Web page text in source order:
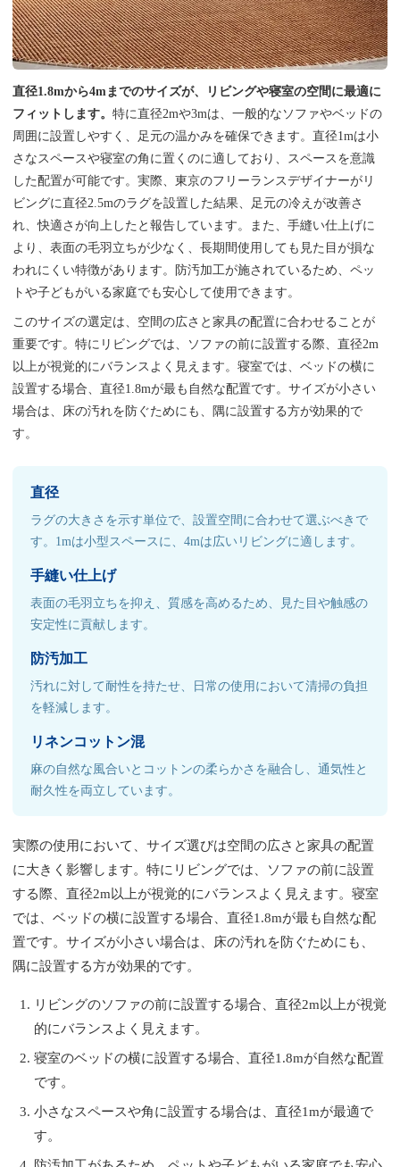
直径1.8mから4mまでのサイズが、リビングや寝室の空間に最適に
フィットします。特に直径2mや3mは、一般的なソファやベッドの
周囲に設置しやすく、足元の温かみを確保できます。直径1mは小
さなスペースや寝室の角に置くのに適しており、スペースを意識
した配置が可能です。実際、東京のフリーランスデザイナーがリ
ビングに直径2.5mのラグを設置した結果、足元の冷えが改善さ
れ、快適さが向上したと報告しています。また、手縫い仕上げに
より、表面の毛羽立ちが少なく、長期間使用しても見た目が損な
われにくい特徴があります。防汚加工が施されているため、ペッ
トや子どもがいる家庭でも安心して使用できます。
このサイズの選定は、空間の広さと家具の配置に合わせることが
重要です。特にリビングでは、ソファの前に設置する際、直径2m
以上が視覚的にバランスよく見えます。寝室では、ベッドの横に
設置する場合、直径1.8mが最も自然な配置です。サイズが小さい
場合は、床の汚れを防ぐためにも、隅に設置する方が効果的で
す。
直径
ラグの大きさを示す単位で、設置空間に合わせて選ぶべきで
す。1mは小型スペースに、4mは広いリビングに適します。
手縫い仕上げ
表面の毛羽立ちを抑え、質感を高めるため、見た目や触感の
安定性に貢献します。
防汚加工
汚れに対して耐性を持たせ、日常の使用において清掃の負担
を軽減します。
リネンコットン混
麻の自然な風合いとコットンの柔らかさを融合し、通気性と
耐久性を両立しています。
実際の使用において、サイズ選びは空間の広さと家具の配置
に大きく影響します。特にリビングでは、ソファの前に設置
する際、直径2m以上が視覚的にバランスよく見えます。寝室
では、ベッドの横に設置する場合、直径1.8mが最も自然な配
置です。サイズが小さい場合は、床の汚れを防ぐためにも、
隅に設置する方が効果的です。
リビングのソファの前に設置する場合、直径2m以上が視覚
的にバランスよく見えます。
寝室のベッドの横に設置する場合、直径1.8mが自然な配置
です。
小さなスペースや角に設置する場合は、直径1mが最適で
す。